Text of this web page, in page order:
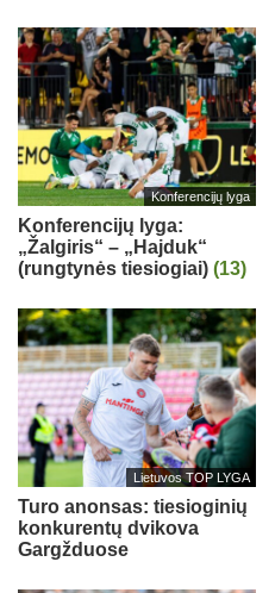
Konferencijų lyga
Konferencijų lyga:
„Žalgiris“ – „Hajduk“
(rungtynės tiesiogiai) (13)
Lietuvos TOP LYGA
Turo anonsas: tiesioginių
konkurentų dvikova
Gargžduose